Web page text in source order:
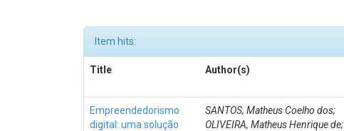
Item hits:
Title Author(s)
Empreendedorismo
digital: uma solução
SANTOS, Matheus Coelho dos;
OLIVEIRA, Matheus Henrique de;